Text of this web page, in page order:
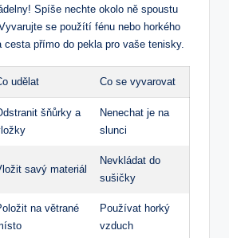
Spíše nechte okolo ně spoustu
se použítí fénu nebo horkého
cesta přímo do pekla pro vaše tenisky.
udělat Co se vyvarovat
šňůrky a
Nenechat je na
slunci
savý materiál
Nevkládat do
sušičky
na větrané
Používat horký
vzduch